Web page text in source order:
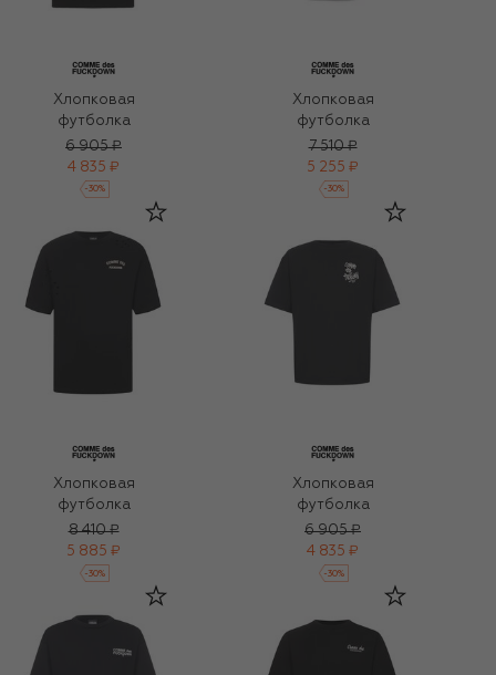
Хлопковая
футболка
6 905 ₽
4 835 ₽
-30%
Хлопковая
футболка
7 510 ₽
5 255 ₽
-30%
Хлопковая
футболка
8 410 ₽
5 885 ₽
-30%
Хлопковая
футболка
6 905 ₽
4 835 ₽
-30%